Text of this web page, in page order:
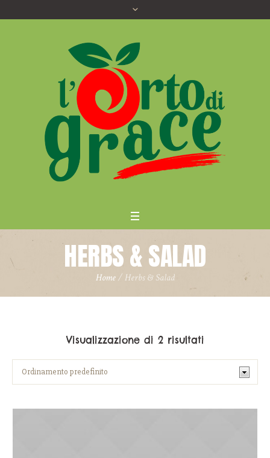
HERBS & SALAD
Home/ Herbs & Salad
Visualizzazione di 2 risultati